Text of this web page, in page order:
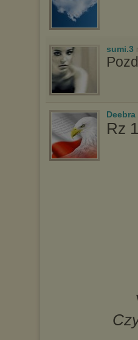
sumi.3
Deebra
Rz